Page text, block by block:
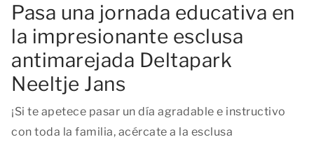
Pasa una jornada educativa en
la impresionante esclusa
antimarejada Deltapark
Neeltje Jans
¡Si te apetece pasar un día agradable e instructivo
con toda la familia, acércate a la esclusa